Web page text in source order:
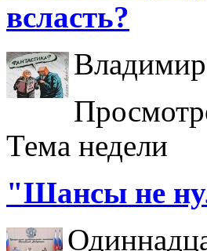
всласть?
Тема недели
"Шансы не